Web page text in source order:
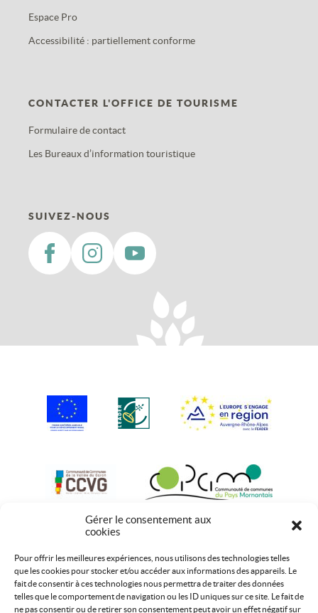
Gérer le consentement aux
cookies
Pour offrir les meilleures expériences, nous utilisons des technologies telles
que les cookies pour stocker et/ou accéder aux informations des appareils. Le
fait de consentir à ces technologies nous permettra de traiter des données
telles que le comportement de navigation ou les ID uniques sur ce site. Le fait de
ne pas consentir ou de retirer son consentement peut avoir un effet négatif sur
Espace Pro
Accessibilité : partiellement conforme
CONTACTER L'OFFICE DE TOURISME
Formulaire de contact
Les Bureaux d’information touristique
SUIVEZ-NOUS